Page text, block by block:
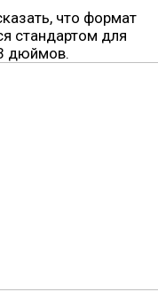
что формат
стандартом для
дюймов.